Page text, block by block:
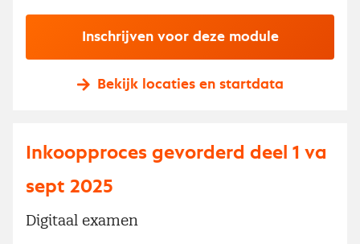
Inschrijven voor deze module
Bekijk locaties en startdata
Inkoopproces gevorderd deel 1 va
sept 2025
Digitaal examen